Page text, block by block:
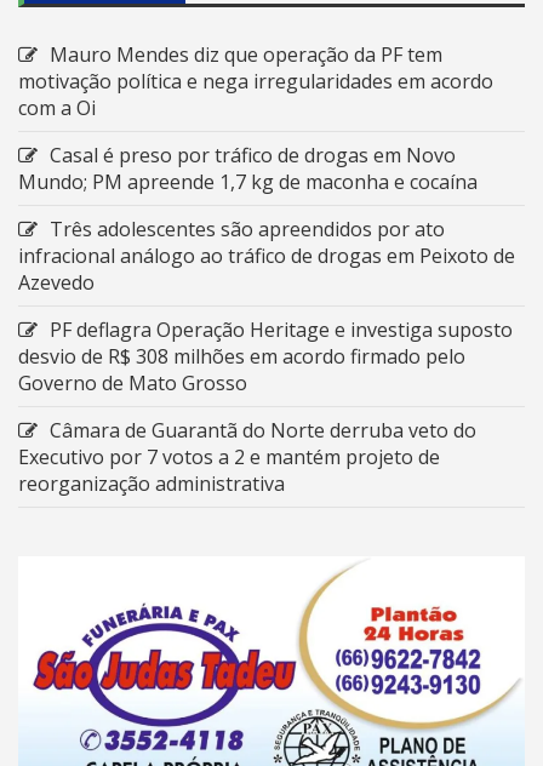
Mauro Mendes diz que operação da PF tem
motivação política e nega irregularidades em acordo
com a Oi
Casal é preso por tráfico de drogas em Novo
Mundo; PM apreende 1,7 kg de maconha e cocaína
Três adolescentes são apreendidos por ato
infracional análogo ao tráfico de drogas em Peixoto de
Azevedo
PF deflagra Operação Heritage e investiga suposto
desvio de R$ 308 milhões em acordo firmado pelo
Governo de Mato Grosso
Câmara de Guarantã do Norte derruba veto do
Executivo por 7 votos a 2 e mantém projeto de
reorganização administrativa